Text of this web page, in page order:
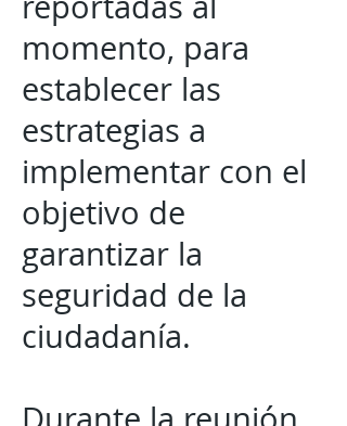
momento, para
establecer las
estrategias a
implementar con el
objetivo de
garantizar la
seguridad de la
ciudadanía.